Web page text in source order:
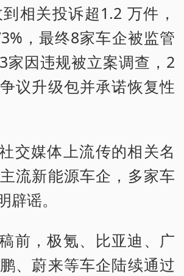
相关投诉超1.2 万件，
，最终8家车企被监管
家因违规被立案调查，2
议升级包并承诺恢复性
交媒体上流传的相关名
流新能源车企，多家车
辟谣。
前，极氪、比亚迪、广
、蔚来等车企陆续通过